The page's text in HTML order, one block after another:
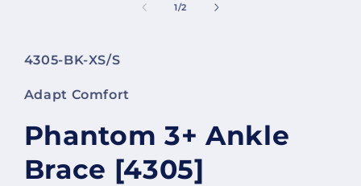
1/av
2
Lagerhållningsenhet:
4305-BK-XS/S
Adapt Comfort
Phantom 3+ Ankle
Brace [4305]